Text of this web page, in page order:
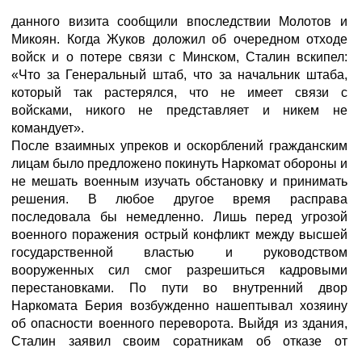
данного визита сообщили впоследствии Молотов и
Микоян. Когда Жуков доложил об очередном отходе
войск и о потере связи с Минском, Сталин вскипел:
«Что за Генеральный штаб, что за начальник штаба,
который так растерялся, что не имеет связи с
войсками, никого не представляет и никем не
командует».
После взаимных упреков и оскорблений гражданским
лицам было предложено покинуть Наркомат обороны и
не мешать военным изучать обстановку и принимать
решения. В любое другое время расправа
последовала бы немедленно. Лишь перед угрозой
военного поражения острый конфликт между высшей
государственной властью и руководством
вооруженных сил смог разрешиться кадровыми
перестановками. По пути во внутренний двор
Наркомата Берия возбужденно нашептывал хозяину
об опасности военного переворота. Выйдя из здания,
Сталин заявил своим соратникам об отказе от